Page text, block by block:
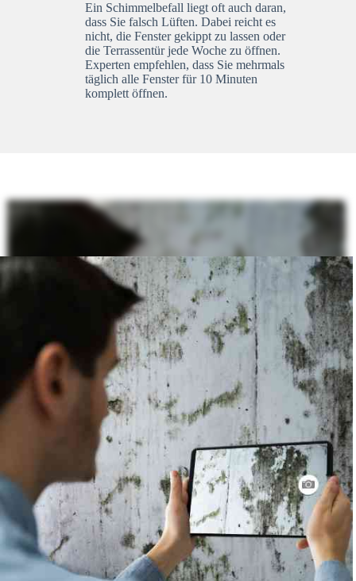
Ein Schimmelbefall liegt oft auch daran,
dass Sie falsch Lüften. Dabei reicht es
nicht, die Fenster gekippt zu lassen oder
die Terrassentür jede Woche zu öffnen.
Experten empfehlen, dass Sie mehrmals
täglich alle Fenster für 10 Minuten
komplett öffnen.